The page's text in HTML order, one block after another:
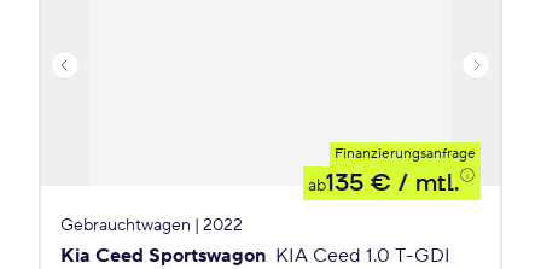
Finanzierungsanfrage
ab135 € / mtl.
Gebrauchtwagen | 2022
Kia Ceed Sportswagon KIA Ceed 1.0 T-GDI